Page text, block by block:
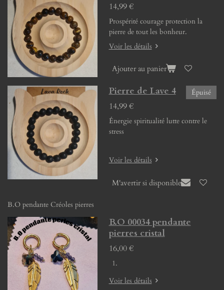
14,99 €
Prospérité courage protection la
pierre de tout les bonheur.
Voir les détails
Ajouter au panier
Épuisé
Pierre de Lave 4
14,99 €
Énergie spiritualité lutte contre le
stress
Voir les détails
M'avertir si disponible
B.O pendante Créoles pierres
B.O 00034 pendante
pierres cristal
16,00 €
Voir les détails